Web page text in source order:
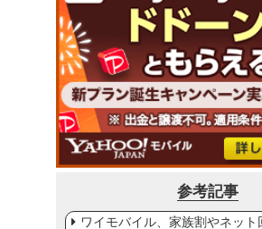
参考記事
ワイモバイル、家族割やネット